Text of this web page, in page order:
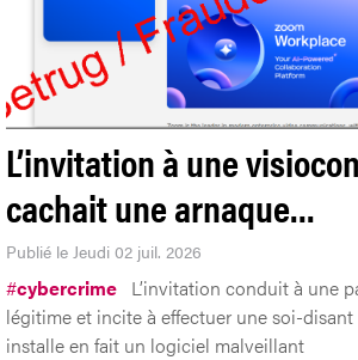
L’invitation à une
cachait une arnaque…
Publié le Jeudi 02 juil. 2026
#cybercrime L’invitation conduit à une
légitime et incite à effectuer une soi-disant
installe en fait un logiciel malveillant